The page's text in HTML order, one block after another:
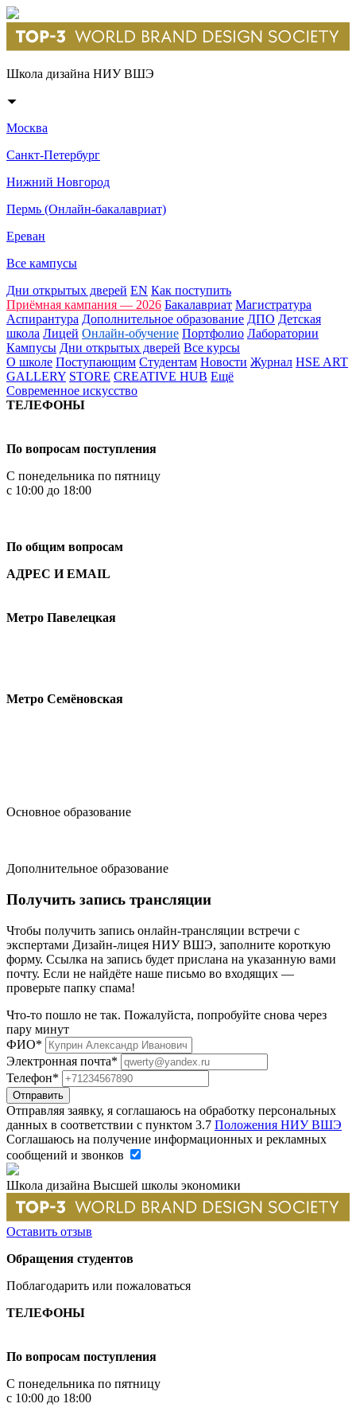
Школа дизайна НИУ ВШЭ
Москва
Санкт-Петербург
Нижний Новгород
Пермь (Онлайн-бакалавриат)
Ереван
Все кампусы
Дни открытых дверей EN Как поступить
Приёмная кампания — 2026 Бакалавриат Магистратура
Аспирантура Дополнительное образование ДПО Детская
школа Лицей Онлайн-обучение Портфолио Лаборатории
Кампусы Дни открытых дверей Все курсы
О школе Поступающим Студентам Новости Журнал HSE ART
GALLERY STORE CREATIVE HUB Ещё
Современное искусство
ТЕЛЕФОНЫ
По вопросам поступления
С понедельника по пятницу
с 10:00 до 18:00
По общим вопросам
АДРЕС И EMAIL
Метро Павелецкая
Метро Семёновская
Основное образование
Дополнительное образование
Получить запись трансляции
Чтобы получить запись онлайн-трансляции встречи с
экспертами Дизайн-лицея НИУ ВШЭ, заполните короткую
форму. Ссылка на запись будет прислана на указанную вами
почту. Если не найдёте наше письмо во входящих —
проверьте папку спама!
Что-то пошло не так. Пожалуйста, попробуйте снова через
пару минут
ФИО*
Электронная почта*
Телефон*
Отправляя заявку, я соглашаюсь на обработку персональных
данных в соответствии с пунктом 3.7 Положения НИУ ВШЭ
Соглашаюсь на получение информационных и рекламных
сообщений и звонков
Школа дизайна Высшей школы экономики
Оставить отзыв
Обращения студентов
Поблагодарить или пожаловаться
ТЕЛЕФОНЫ
По вопросам поступления
С понедельника по пятницу
с 10:00 до 18:00